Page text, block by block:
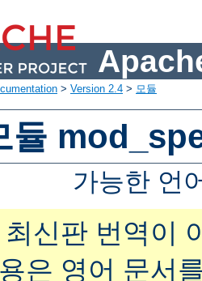
> Version 2.4 > 모듈
듈
가능한 언
신판 번역이
은 영어 문서